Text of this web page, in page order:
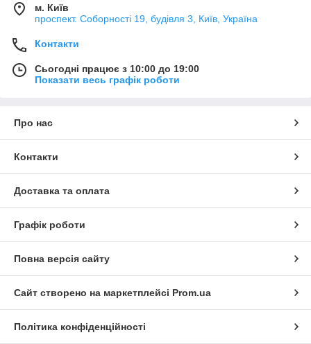
Простота використання:
освітленням наших аксесуарів відбувається легко та
LED аксесуари, які забезпечують стабільну та довгострокову
роботу.
Додайте яскраві моменти у своє життя із нашими LED
аксесуарами. Випромінюйте своє власне світло на вечірках
та подіях, і створюйте незабутні спогади. Наші LED аксесуари
м. Київ
проспект. Соборності 19, будівля 3, Київ, Україна
Контакти
Сьогодні працює з 10:00 до 19:00
Показати весь графік роботи
Про нас
Контакти
Доставка та оплата
Графік роботи
Повна версія сайту
Сайт створено на маркетплейсі Prom.ua
Політика конфіденційності